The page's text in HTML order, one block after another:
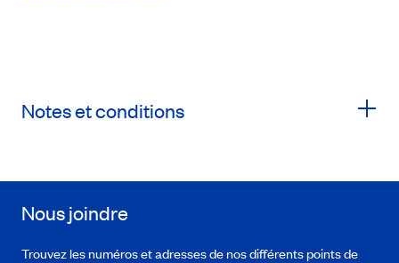
Notes et conditions
Nous joindre
Trouvez les numéros et adresses de nos différents points de